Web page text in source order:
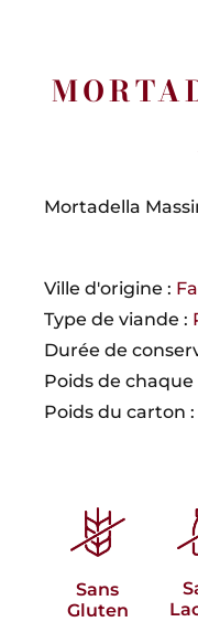
Mortadella
Ville d'origine :
Type de viande :
Durée de
Poids de chaque
Poids du carton :
Sans
Gluten